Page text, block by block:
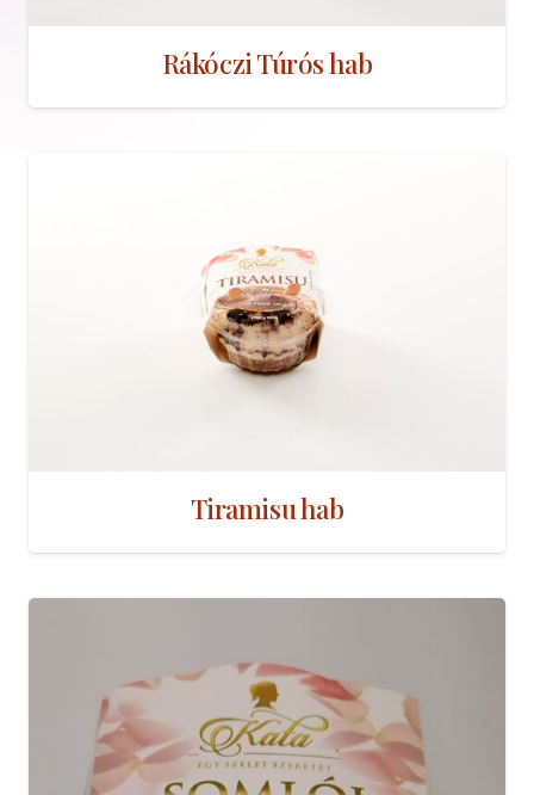
Rákóczi Túrós hab
Tiramisu hab